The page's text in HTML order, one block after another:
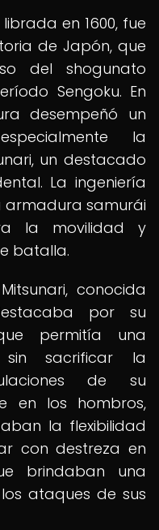
en 1600, fue
de Japón, que
del shogunato
Sengoku. En
desempeñó un
la
un destacado
La ingeniería
armadura samurái
la movilidad y
batalla.
conocida
por su
permitía una
sin sacrificar la
de su
en los hombros,
la flexibilidad
con destreza en
brindaban una
ataques de sus